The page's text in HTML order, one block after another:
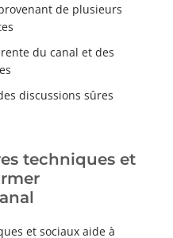
de plusieurs
du canal et des
discussions sûres
techniques et
et sociaux aide à